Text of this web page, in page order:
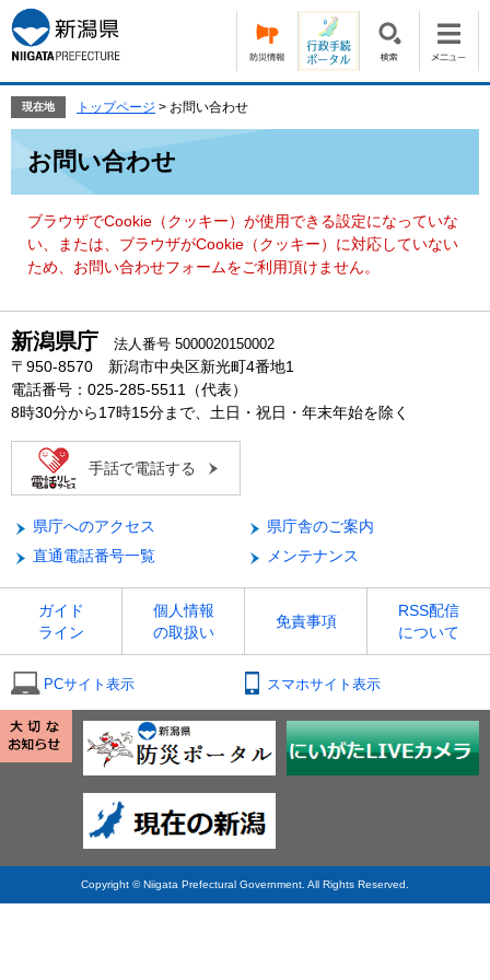
ー
ジ
の
頭
す。
ニ
ュ
ー
飛
て
現在地 トップページ > お問い合わせ
お問い合わせ
ブラウザでCookie（クッキー）が使用できる設定になっていな
い、または、ブラウザがCookie（クッキー）に対応していない
ため、お問い合わせフォームをご利用頂けません。
新潟県庁 法人番号 5000020150002
〒950-8570 新潟市中央区新光町4番地1
電話番号：025-285-5511（代表）
8時30分から17時15分まで、土日・祝日・年末年始を除く
手話で電話する
県庁へのアクセス
県庁舎のご案内
直通電話番号一覧
メンテナンス
ガイド
ライン
個人情報
の取扱い
免責事項
RSS配信
について
PCサイト表示 スマホサイト表示
Copyright © Niigata Prefectural Government. All Rights Reserved.